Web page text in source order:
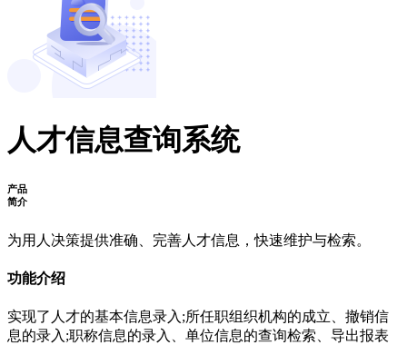
人才信息查询系统
产品
简介
为用人决策提供准确、完善人才信息，快速维护与检索。
功能介绍
实现了人才的基本信息录入;所任职组织机构的成立、撤销信
息的录入;职称信息的录入、单位信息的查询检索、导出报表